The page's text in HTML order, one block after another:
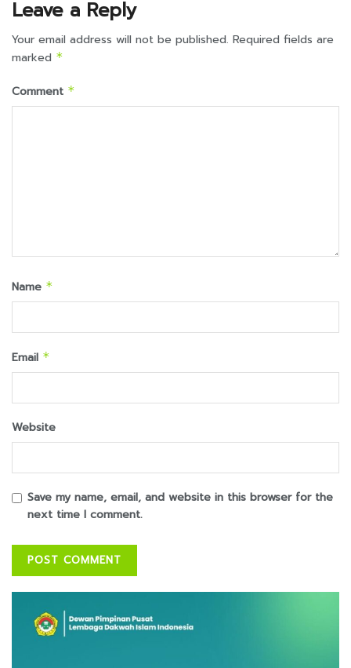
Leave a Reply
Your email address will not be published. Required fields are
marked *
Comment *
Name *
Email *
Website
Save my name, email, and website in this browser for the
next time I comment.